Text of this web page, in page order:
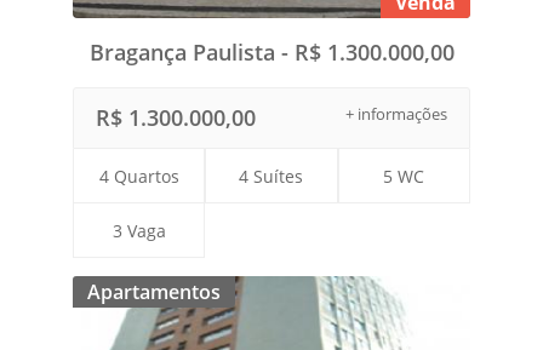
Bragança Paulista - R$ 1.300.000,00
+ informações
R$ 1.300.000,00
4 Quartos 4 Suítes 5 WC
3 Vaga
Apartamentos